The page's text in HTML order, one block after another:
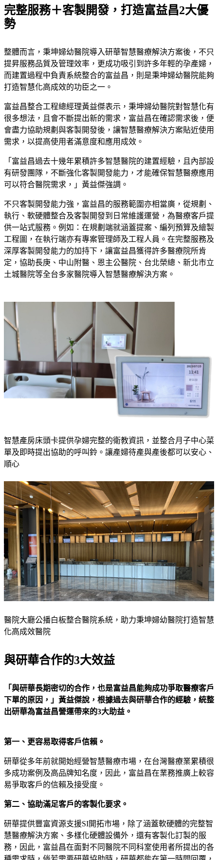
完整服務＋客製開發，打造富益昌2大優
勢
整體而言，秉坤婦幼醫院導入研華智慧醫療解決方案後，不只
提昇服務品質及管理效率，更成功吸引到許多年輕的孕產婦，
而建置過程中負責系統整合的富益昌，則是秉坤婦幼醫院能夠
打造智慧化高成效的功臣之一。
富益昌整合工程總經理黃益傑表示，秉坤婦幼醫院對智慧化有
很多想法，且會不斷提出新的需求，富益昌在確認需求後，便
會盡力協助規劃與客製開發後，讓智慧醫療解決方案貼近使用
需求，以提高使用者滿意度和應用成效。
「富益昌過去十幾年累積許多智慧醫院的建置經驗，且內部設
有研發團隊，不斷強化客製開發能力，才能確保智慧醫療應用
可以符合醫院需求，」黃益傑強調。
不只客製開發能力強，富益昌的服務範圍亦相當廣，從規劃、
執行、軟硬體整合及客製開發到日常維護運營，為醫療客戶提
供一站式服務。例如：在規劃端就涵蓋提案、編列預算及繪製
工程圖，在執行端亦有專案管理師及工程人員。在完整服務及
深厚客製開發能力的加持下，讓富益昌獲得許多醫療院所肯
定，協助長庚、中山附醫、恩主公醫院、台北榮總、新北市立
土城醫院等全台多家醫院導入智慧醫療解決方案。
智慧產房床頭卡提供孕婦完整的衛教資訊，並整合月子中心菜
單及即時提出協助的呼叫鈴。讓產婦待產與產後都可以安心、
順心
醫院大廳公播白板整合醫院系統，助力秉坤婦幼醫院打造智慧
化高成效醫院
與研華合作的3大效益
「與研華長期密切的合作，也是富益昌能夠成功爭取醫療客戶
下單的原因，」黃益傑說，根據過去與研華合作的經驗，統整
出研華為富益昌營運帶來的3大助益。
第一、更容易取得客戶信賴。
研華從多年前就開始經營智慧醫療市場，在台灣醫療業累積很
多成功案例及高品牌知名度，因此，富益昌在業務推廣上較容
易爭取客戶的信賴及接受度。
第二、協助滿足客戶的客製化要求。
研華提供豐富資源支援SI開拓市場，除了涵蓋軟硬體的完整智
慧醫療解決方案、多樣化硬體設備外，還有客製化訂製的服
務，因此，富益昌在面對不同醫院不同科室使用者所提出的各